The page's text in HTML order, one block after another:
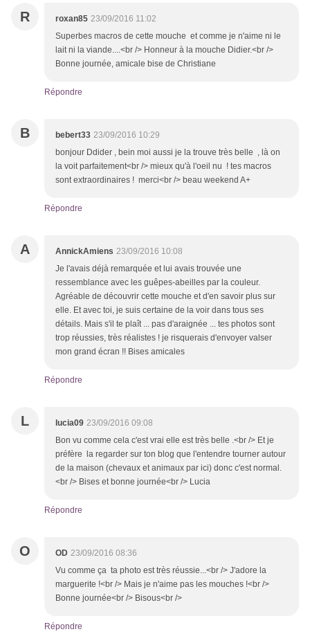
R roxan85 23/09/2016 11:02
Superbes macros de cette mouche et comme je n'aime ni le
lait ni la viande....<br /> Honneur à la mouche Didier.<br />
Bonne journée, amicale bise de Christiane
Répondre
B bebert33 23/09/2016 10:29
bonjour Ddider , bein moi aussi je la trouve très belle , là on
la voit parfaitement<br /> mieux qu'à l'oeil nu ! tes macros
sont extraordinaires ! merci<br /> beau weekend A+
Répondre
A AnnickAmiens 23/09/2016 10:08
Je l'avais déjà remarquée et lui avais trouvée une
ressemblance avec les guêpes-abeilles par la couleur.
Agréable de découvrir cette mouche et d'en savoir plus sur
elle. Et avec toi, je suis certaine de la voir dans tous ses
détails. Mais s'il te plaît ... pas d'araignée ... tes photos sont
trop réussies, très réalistes ! je risquerais d'envoyer valser
mon grand écran !! Bises amicales
Répondre
L lucia09 23/09/2016 09:08
Bon vu comme cela c'est vrai elle est très belle .<br /> Et je
préfère la regarder sur ton blog que l'entendre tourner autour
de la maison (chevaux et animaux par ici) donc c'est normal.
<br /> Bises et bonne journée<br /> Lucia
Répondre
O OD 23/09/2016 08:36
Vu comme ça ta photo est très réussie...<br /> J'adore la
marguerite !<br /> Mais je n'aime pas les mouches !<br />
Bonne journée<br /> Bisous<br />
Répondre